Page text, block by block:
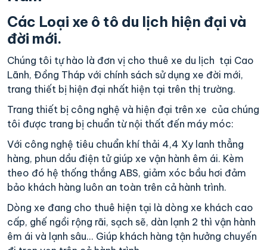
Các Loại xe ô tô du lịch hiện đại và
đời mới.
Chúng tôi tự hào là đơn vị cho thuê xe du lịch tại Cao
Lãnh, Đồng Tháp với chính sách sử dụng xe đời mới,
trang thiết bị hiện đại nhất hiện tại trên thị trường.
Trang thiết bị công nghệ và hiện đại trên xe của chúng
tôi được trang bị chuẩn từ nội thất đến máy móc:
Với công nghệ tiêu chuẩn khí thải 4,4 Xy lanh thẳng
hàng, phun dầu điện tử giúp xe vận hành êm ái. Kèm
theo đó hệ thống thắng ABS, giảm xóc bầu hơi đảm
bảo khách hàng luôn an toàn trên cả hành trình.
Dòng xe đang cho thuê hiện tại là dòng xe khách cao
cấp, ghế ngồi rộng rãi, sạch sẽ, dàn lạnh 2 thì vận hành
êm ái và lạnh sâu... Giúp khách hàng tận hưởng chuyến